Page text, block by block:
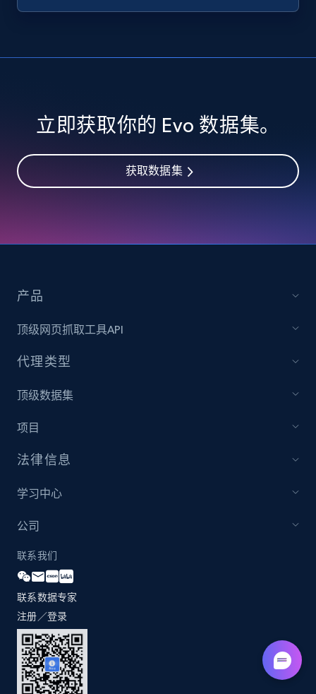
立即获取你的 Evo 数据集。
获取数据集
产品
顶级网页抓取工具API
代理类型
顶级数据集
项目
法律信息
学习中心
公司
联系我们
联系数据专家
注册／登录